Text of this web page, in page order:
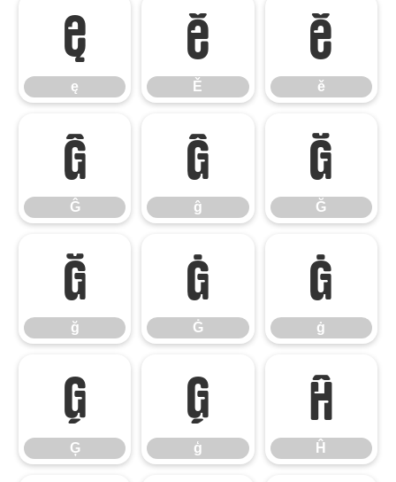
ę
ę
Ě
Ě
ě
ě
Ĝ
Ĝ
ĝ
ĝ
Ğ
Ğ
ğ
ğ
Ġ
Ġ
ġ
ġ
Ģ
Ģ
ģ
ģ
Ĥ
Ĥ